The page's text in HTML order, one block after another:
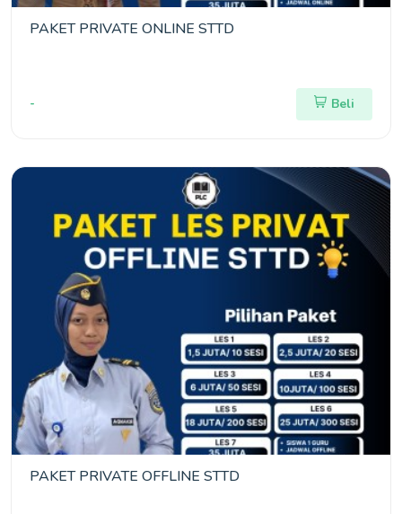
PAKET PRIVATE ONLINE STTD
- Beli
PAKET PRIVATE OFFLINE STTD